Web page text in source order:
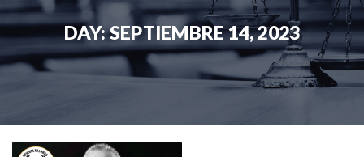
DAY:SEPTIEMBRE 14, 2023